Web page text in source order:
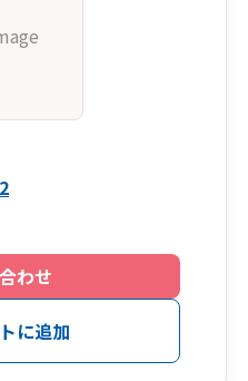
わせ
に追加